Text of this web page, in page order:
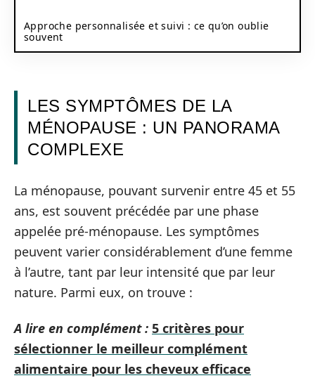
Approche personnalisée et suivi : ce qu’on oublie
souvent
LES SYMPTÔMES DE LA
MÉNOPAUSE : UN PANORAMA
COMPLEXE
La ménopause, pouvant survenir entre 45 et 55
ans, est souvent précédée par une phase
appelée pré-ménopause. Les symptômes
peuvent varier considérablement d’une femme
à l’autre, tant par leur intensité que par leur
nature. Parmi eux, on trouve :
A lire en complément : 5 critères pour
sélectionner le meilleur complément
alimentaire pour les cheveux efficace